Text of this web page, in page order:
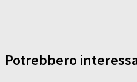
Potrebbero